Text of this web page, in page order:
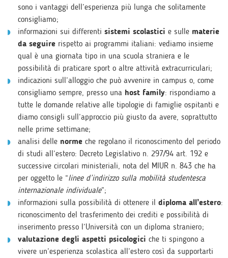
sono i vantaggi dell’esperienza più lunga che solitamente
consigliamo;
informazioni sui differenti sistemi scolastici e sulle materie
da seguire rispetto ai programmi italiani: vediamo insieme
qual è una giornata tipo in una scuola straniera e le
possibilità di praticare sport o altre attività extracurriculari;
indicazioni sull’alloggio che può avvenire in campus o, come
consigliamo sempre, presso una host family: rispondiamo a
tutte le domande relative alle tipologie di famiglie ospitanti e
diamo consigli sull’approccio più giusto da avere, soprattutto
nelle prime settimane;
analisi delle norme che regolano il riconoscimento del periodo
di studi all’estero: Decreto Legislativo n. 297/94 art. 192 e
successive circolari ministeriali, nota del MIUR n. 843 che ha
per oggetto le “linee d’indirizzo sulla mobilità studentesca
internazionale individuale”;
informazioni sulla possibilità di ottenere il diploma all’estero:
riconoscimento del trasferimento dei crediti e possibilità di
inserimento presso l’Università con un diploma straniero;
valutazione degli aspetti psicologici che ti spingono a
vivere un’esperienza scolastica all’estero così da supportarti